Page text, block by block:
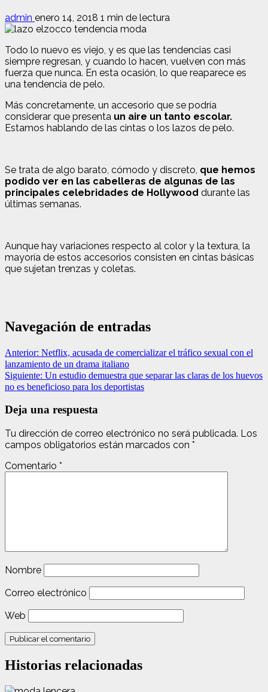
admin enero 14, 2018 1 min de lectura
Todo lo nuevo es viejo, y es que las tendencias casi
siempre regresan, y cuando lo hacen, vuelven con más
fuerza que nunca. En esta ocasión, lo que reaparece es
una tendencia de pelo.
Más concretamente, un accesorio que se podría
considerar que presenta un aire un tanto escolar.
Estamos hablando de las cintas o los lazos de pelo.
Se trata de algo barato, cómodo y discreto, que hemos
podido ver en las cabelleras de algunas de las
principales celebridades de Hollywood durante las
últimas semanas.
Aunque hay variaciones respecto al color y la textura, la
mayoría de estos accesorios consisten en cintas básicas
que sujetan trenzas y coletas.
Navegación de entradas
Anterior: Netflix, acusada de comercializar el tráfico sexual con el
lanzamiento de un drama italiano
Siguiente: Un estudio demuestra que separar las claras de los huevos
no es beneficioso para los deportistas
Deja una respuesta
Tu dirección de correo electrónico no será publicada. Los
campos obligatorios están marcados con *
Comentario *
Nombre
Correo electrónico
Web
Historias relacionadas